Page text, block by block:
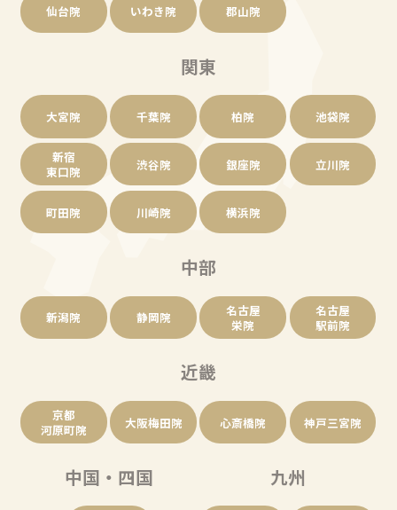
仙台院 いわき院 郡山院
関東
大宮院 千葉院 柏院 池袋院
新宿
東口院
渋谷院 銀座院 立川院
町田院 川崎院 横浜院
中部
新潟院 静岡院
名古屋
栄院
名古屋
駅前院
近畿
京都
河原町院
大阪梅田院 心斎橋院 神戸三宮院
中国・四国 九州